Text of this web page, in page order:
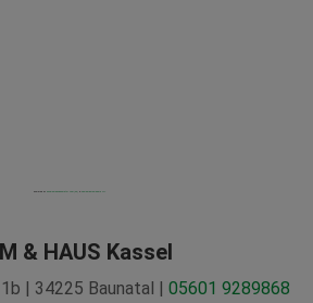
& HAUS Kassel
| 34225 Baunatal | 05601 9289868